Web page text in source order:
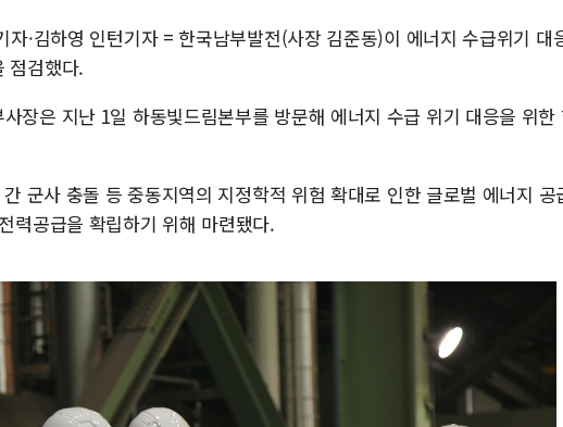
·김하영 인턴기자 = 한국남부발전(사장 김준동)이 에너지 수급위기 대
점검했다.
장은 지난 1일 하동빛드림본부를 방문해 에너지 수급 위기 대응을 위한
군사 충돌 등 중동지역의 지정학적 위험 확대로 인한 글로벌 에너지 공
력공급을 확립하기 위해 마련됐다.